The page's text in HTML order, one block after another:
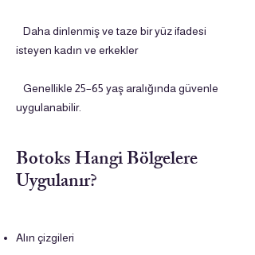
Daha dinlenmiş ve taze bir yüz ifadesi
isteyen kadın ve erkekler
Genellikle 25–65 yaş aralığında güvenle
uygulanabilir.
Botoks Hangi Bölgelere
Uygulanır?
Alın çizgileri